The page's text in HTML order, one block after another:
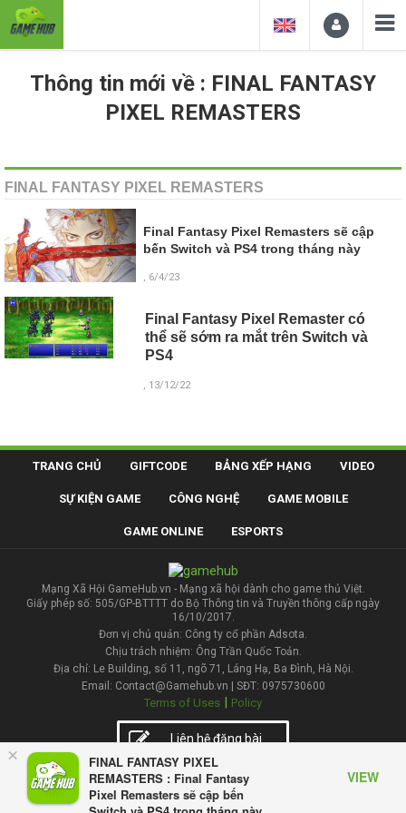
×
FINAL FANTASY PIXEL
REMASTERS : Final Fantasy
Pixel Remasters sẽ cập bến
VIEW
Thông tin mới về : FINAL FANTASY
PIXEL REMASTERS
FINAL FANTASY PIXEL REMASTERS
Final Fantasy Pixel Remasters sẽ cập
bến Switch và PS4 trong tháng này
, 6/4/23
Final Fantasy Pixel Remaster có
thể sẽ sớm ra mắt trên Switch và
PS4
, 13/12/22
TRANG CHỦ GIFTCODE BẢNG XẾP HẠNG VIDEO
SỰ KIỆN GAME CÔNG NGHỆ GAME MOBILE
GAME ONLINE ESPORTS
Mạng Xã Hội GameHub.vn - Mạng xã hội dành cho game thủ Việt.
Giấy phép số: 505/GP-BTTTT do Bộ Thông tin và Truyền thông cấp ngày
16/10/2017.
Đơn vị chủ quản: Công ty cổ phần Adsota.
Chịu trách nhiệm: Ông Trần Quốc Toản.
Địa chỉ: Le Building, số 11, ngõ 71, Láng Hạ, Ba Đình, Hà Nội.
Email: Contact@Gamehub.vn | SĐT: 0975730600
Terms of Uses | Policy
Liên hệ đăng bài